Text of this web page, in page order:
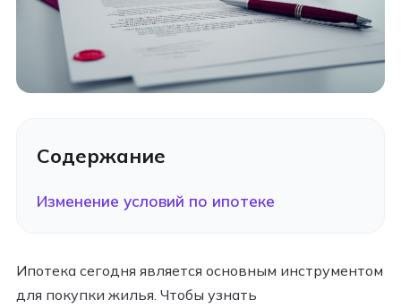
Содержание
Изменение условий по ипотеке
Ипотека сегодня является основным инструментом
для покупки жилья. Чтобы узнать